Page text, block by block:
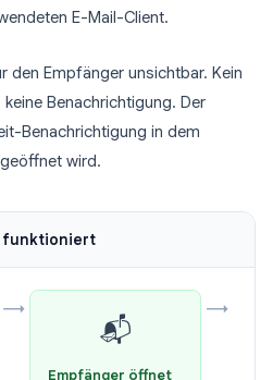
E-Mail-Client.
den Empfänger unsichtbar. Kein
Benachrichtigung. Der
Benachrichtigung in dem
wird.
funktioniert
→
📬
Empfänger öffnet
→